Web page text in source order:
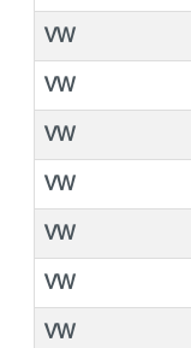
VW
VW
VW
VW
VW
VW
VW